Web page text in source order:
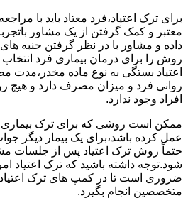
برای ترک اعتیاد،فرد معتاد باید با
معتبر و کمک گرفتن از یک مشاور
داده و مشاور با در نظر گرفتن جنبه
روش را برای درمان بیماری فرد
اعتیاد بستگی به نوع ماده
روانی فرد و میزان مصرف دارد و هیچ
افراد وجود ندارد.
ممکن است روشی که برای ترک بیماری
عمل کرده باشد،برای یک بیمار دیگر
حتماً روش ترک اعتیاد پس از جلسات
شود.توجه داشته باشید که ترک
ضروری است تا در کمپ های ترک
متخصصین انجام بگیرد.